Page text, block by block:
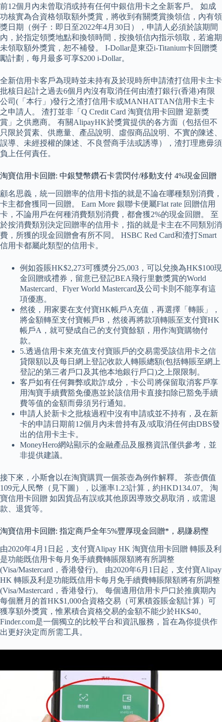
前12個月內未曾取消或持有任何中銀信用卡之全新客戶。 如成
功核實為合資格領取額外獎賞，將收到有關獎賞換領信，內有領
獎日期（例子：即日至2022年4月30日），申請人必須於該期間
內，於指定領獎地點和換領時間，按換領信內指示領取，若逾期
未領取額外獎賞，恕不補發。 I-Dollar是東亞i-Titanium卡回贈獎
勵計劃，每月最多可享$200 i-Dollar。
全新信用卡客戶為現時並未持有及於現時所申請渣打信用卡主卡
批核日起計之過去6個月內沒有取消任何由渣打銀行(香港)有限
公司(「本行」)發行之渣打信用卡或MANHATTAN信用卡主卡
之申請人。 渣打並非「Q Credit Card 淘寶信用卡回贈 迎新獎
賞」之供應商。 有關AlipayHK於獎賞提供的各方面（包括但不
只限於質素、供應量、產品說明、虛假商品說明、不實的陳述、
誤導、未經授權的陳述、不良營商手法或誘導），渣打理應毋須
負上任何責任。
淘寶信用卡回贈: 中銀雙幣鑽石卡雲閃付/移動支付 4%現金回贈
顧名思義，統一回贈率的信用卡指的就是不論在哪種類別消費，
卡主都會獲同一回贈。 Earn More 銀聯卡便屬Flat rate 回贈信用
卡，不論用戶在何種消費類別消費，都會獲2%的現金回贈。 至
於按消費類別決定回贈率的信用卡，指的就是卡主在不同類別消
費，所獲的現金回贈會有所不同。 HSBC Red Card和渣打Smart
信用卡都屬此類型的信用卡。
例如簽賬HK$2,273可獲奬分25,003，可以兌換為HK$100現
金回贈或禮券，留意已登記BEA飛行里數獎賞的World
Mastercard、Flyer World Mastercard及公司卡則不能享有這
項優惠。
然後，用家要在支付寶HK帳戶A充值，再選擇「轉賬」，
將金額轉至支付寶帳戶B，然後再將款項轉賬至支付寶HK
帳戶A，就可變成自己的支付寶餘額，用作淘寶購物付
款。
5.透過信用卡來充值支付寶賬戶的交易需受該信用卡之信
貸限額以及每日網上登記收款人轉賬總額(包括轉賬至網上
登記的第三者戶口及其他本地銀行戶口)之上限限制。
客戶如有任何舞弊或欺詐成分，卡公司將保留取消客戶享
用淘寶手續費豁免優惠並於該信用卡直接扣除已豁免手續
費等值的金額而毋須另行通知。
申請人於新卡之批核過程中沒有申請或並不持有，及在新
卡的申請日期前12個月內未曾持有及/或取消任何由DBS發
出的信用卡主卡。
MoneyHero網站顯示的金融產品及服務資訊僅供參考，並
非提供建議。
接下來，小斯會以在淘寶購買一個茶壺為例作解釋。 茶壺價值
109元人民幣（見下圖），以滙率1.23計算，約HKD134.07。 淘
寶信用卡回贈 如因貨品有誤或其他原因導致交易取消，或需退
款、退貨等。
淘寶信用卡回贈: 指定商戶全年5%豐厚現金回贈*，易賺易慳
由2020年4月1日起，支付寶Alipay HK 淘寶信用卡回贈 轉賬及利
是功能既信用卡每月免手續費轉賬限額將有所調整
(Visa/Mastercard，香港發行)。 由2020年6月1日起，支付寶Alipay
HK 轉賬及利是功能既信用卡每月免手續費轉賬限額將有所調整
(Visa/Mastercard，香港發行)。 每個適用信用卡戶口於推廣期內
每個曆月的首HK$1,000合資格交易（可累積簽賬金額計算）可
獲享額外獎賞，惟累積合資格交易的金額不能少於HK$40。
Finder.com是一個獨立的比較平台和資訊服務，旨在為你提供作
出更好決定而所需工具。